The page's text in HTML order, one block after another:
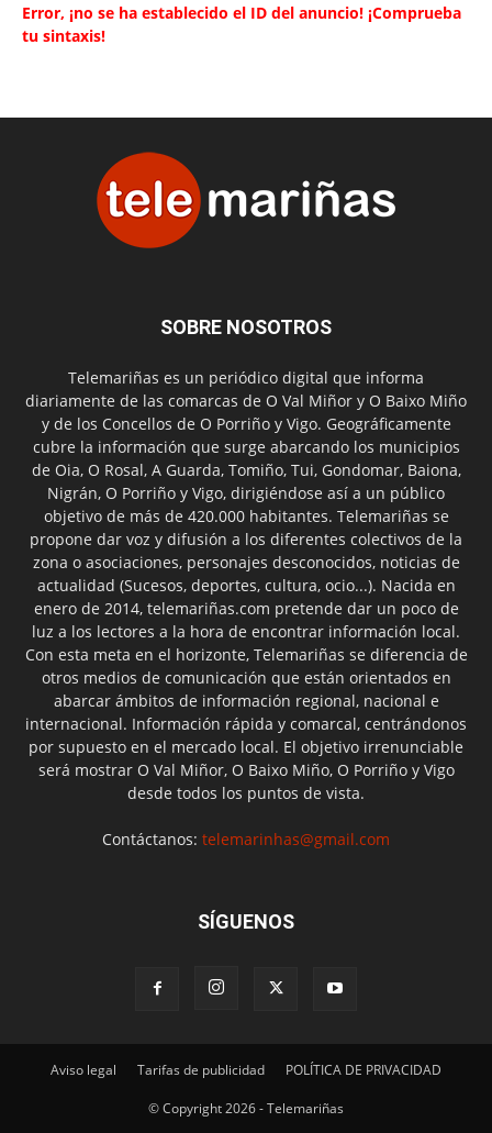
Error, ¡no se ha establecido el ID del anuncio! ¡Comprueba
tu sintaxis!
SOBRE NOSOTROS
Telemariñas es un periódico digital que informa
diariamente de las comarcas de O Val Miñor y O Baixo Miño
y de los Concellos de O Porriño y Vigo. Geográficamente
cubre la información que surge abarcando los municipios
de Oia, O Rosal, A Guarda, Tomiño, Tui, Gondomar, Baiona,
Nigrán, O Porriño y Vigo, dirigiéndose así a un público
objetivo de más de 420.000 habitantes. Telemariñas se
propone dar voz y difusión a los diferentes colectivos de la
zona o asociaciones, personajes desconocidos, noticias de
actualidad (Sucesos, deportes, cultura, ocio...). Nacida en
enero de 2014, telemariñas.com pretende dar un poco de
luz a los lectores a la hora de encontrar información local.
Con esta meta en el horizonte, Telemariñas se diferencia de
otros medios de comunicación que están orientados en
abarcar ámbitos de información regional, nacional e
internacional. Información rápida y comarcal, centrándonos
por supuesto en el mercado local. El objetivo irrenunciable
será mostrar O Val Miñor, O Baixo Miño, O Porriño y Vigo
desde todos los puntos de vista.
Contáctanos: telemarinhas@gmail.com
SÍGUENOS
Aviso legal Tarifas de publicidad POLÍTICA DE PRIVACIDAD
© Copyright 2026 - Telemariñas